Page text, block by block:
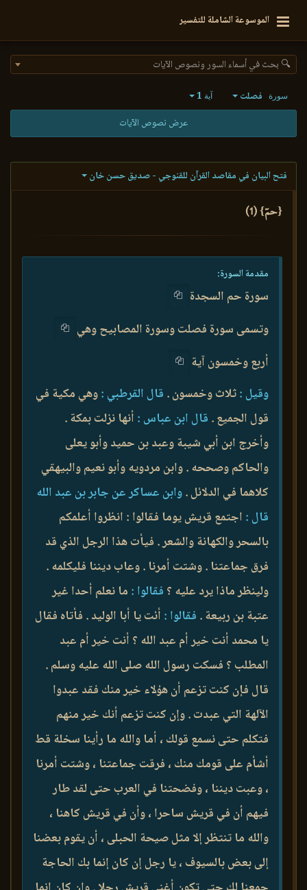
الموسوعة الشاملة للتفسير
🔍 بحث في أسماء السور ونصوص الآيات
سورة فصلت آية 1
عرض نصوص الآيات
فتح البيان في مقاصد القرآن للقنوجي - صديق حسن خان
{حمٓ} (1)
مقدمة السورة:
سورة حم السجدة
وتسمى سورة فصلت وسورة المصابيح وهي
أربع وخمسون آية
وقيل :ثلاث وخمسون . قال القرطبي :وهي مكية في
قول الجميع . قال ابن عباس : أنها نزلت بمكة .
وأخرج ابن أبي شيبة وعبد بن حميد وأبو يعلى
والحاكم وصححه . وابن مردويه وأبو نعيم والبيهقي
كلاهما في الدلائل .وابن عساكر عن جابر بن عبد الله
قال : اجتمع قريش يوما فقالوا : انظروا أعلمكم
بالسحر والكهانة والشعر . فيأت هذا الرجل الذي قد
فرق جماعتنا . وشتت أمرنا . وعاب ديننا فليكلمه .
ولينظر ماذا يرد عليه ؟ فقالوا : ما نعلم أحدا غير
عتبة بن ربيعة . فقالوا : أئت يا أبا الوليد . فأتاه فقال
يا محمد أنت خير أم عبد الله ؟ أنت خير أم عبد
المطلب ؟ فسكت رسول الله صلى الله عليه وسلم .
قال فإن كنت تزعم أن هؤلاء خير منك فقد عبدوا
الآلهة التي عبدت . وإن كنت تزعم أنك خير منهم
فتكلم حتى نسمع قولك ، أما والله ما رأينا سخلة قط
أشأم على قومك منك ، فرقت جماعتنا ، وشتت أمرنا
، وعبت ديننا ، وفضحتنا في العرب حتى لقد طار
فيهم أن في قريش ساحرا ، وأن في قريش كاهنا ،
والله ما تنتظر إلا مثل صيحة الحبلى ، أن يقوم بعضنا
إلى بعض بالسيوف ، يا رجل إن كان إنما بك الحاجة